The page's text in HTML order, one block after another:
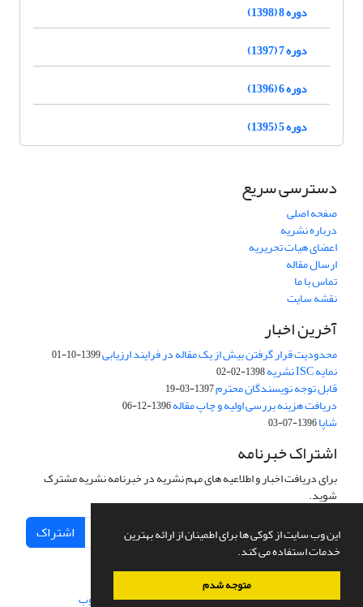
این وب سایت از کوکی ها برای اطمینان از ارائه بهترین
خدمات استفاده می کند.
متوجه شدم
دوره 8 (1398)
دوره 7 (1397)
دوره 6 (1396)
دوره 5 (1395)
دسترسی سریع
صفحه اصلی
درباره نشریه
اعضای هیات تحریریه
ارسال مقاله
تماس با ما
نقشه سایت
آخرین اخبار
محدودیت قرار گرفتن بیش از یک مقاله در فرایند ارزیابی1399-10-01
نمایه ISC نشریه 1398-02-02
قابل توجه نویسندگان محترم1397-03-19
دریافت هزینه بررسی اولیه و چاپ مقاله1396-12-06
شاپا1396-07-03
اشتراک خبرنامه
برای دریافت اخبار و اطلاعیه های مهم نشریه در خبرنامه نشریه مشترک
شوید.
اشتراک
سامانه مدیریت نشریات علمی.طراحی و پیاده سازی از سیناوب